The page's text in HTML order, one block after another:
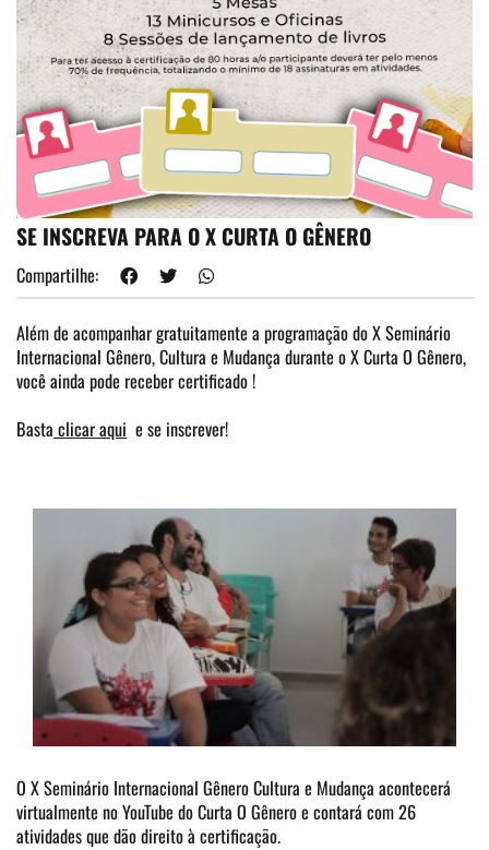
SE INSCREVA PARA O X CURTA O GÊNERO
Compartilhe:
Além de acompanhar gratuitamente a programação do X Seminário
Internacional Gênero, Cultura e Mudança durante o X Curta O Gênero,
você ainda pode receber certificado !
Basta clicar aqui e se inscrever!
O X Seminário Internacional Gênero Cultura e Mudança acontecerá
virtualmente no YouTube do Curta O Gênero e contará com 26
atividades que dão direito à certificação.